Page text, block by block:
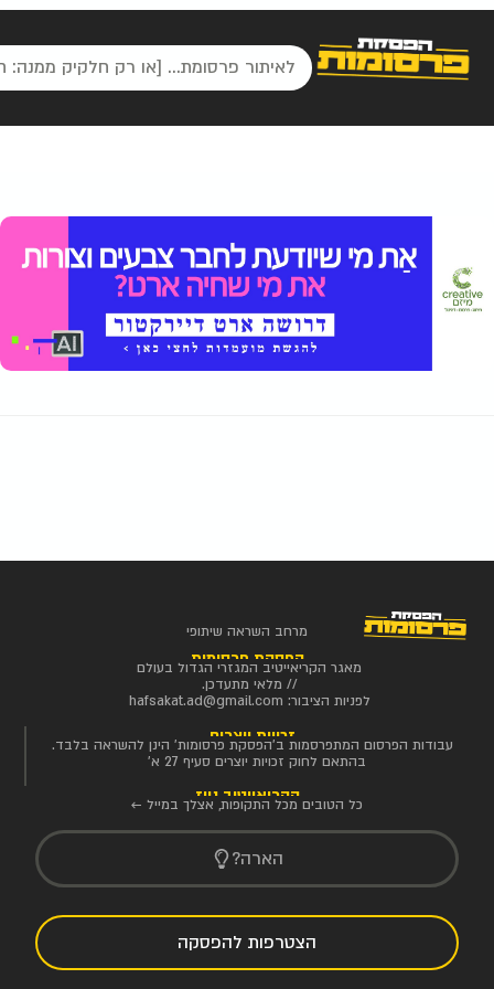
מרחב השראה שיתופי
הפסקת פרסומות
מאגר הקריאייטיב המגזרי הגדול בעולם
// מלאי מתעדכן.
לפניות הציבור: hafsakat.ad@gmail.com
זכויות יוצרים
עבודות הפרסום המתפרסמות ב'הפסקת פרסומות' הינן להשראה בלבד.
בהתאם לחוק זכויות יוצרים סעיף 27 א'
הקריאייטיב ניוז
כל הטובים מכל התקופות, אצלך במייל ←
הארה?
הצטרפות להפסקה